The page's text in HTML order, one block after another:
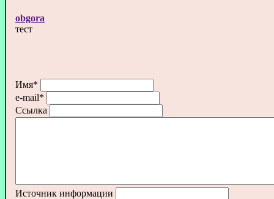
obgora
тест
Имя*
e-mail*
Ссылка
Источник информации